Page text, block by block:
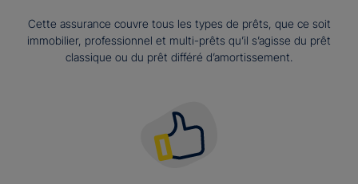
Cette assurance couvre tous les types de prêts, que ce soit
immobilier, professionnel et multi-prêts qu’il s’agisse du prêt
classique ou du prêt différé d’amortissement.